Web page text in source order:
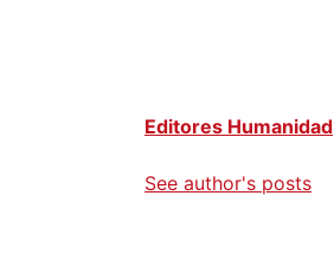
Editores Humanidad
See author's posts